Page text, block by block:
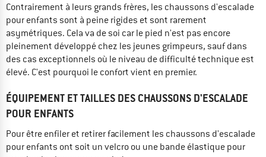
Contrairement à leurs grands frères, les chaussons d'escalade
pour enfants sont à peine rigides et sont rarement
asymétriques. Cela va de soi car le pied n'est pas encore
pleinement développé chez les jeunes grimpeurs, sauf dans
des cas exceptionnels où le niveau de difficulté technique est
élevé. C'est pourquoi le confort vient en premier.
ÉQUIPEMENT ET TAILLES DES CHAUSSONS D'ESCALADE
POUR ENFANTS
Pour être enfiler et retirer facilement les chaussons d'escalade
pour enfants ont soit un velcro ou une bande élastique pour